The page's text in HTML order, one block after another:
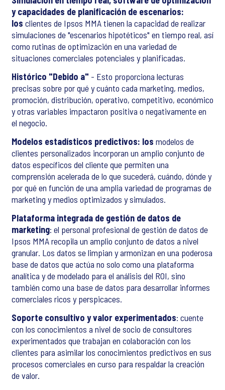
y capacidades de planificación de escenarios:
los clientes de Ipsos MMA tienen la capacidad de realizar
simulaciones de "escenarios hipotéticos" en tiempo real, así
como rutinas de optimización en una variedad de
situaciones comerciales potenciales y planificadas.
Histórico "Debido a" - Esto proporciona lecturas
precisas sobre por qué y cuánto cada marketing, medios,
promoción, distribución, operativo, competitivo, económico
y otras variables impactaron positiva o negativamente en
el negocio.
Modelos estadísticos predictivos: los modelos de
clientes personalizados incorporan un amplio conjunto de
datos específicos del cliente que permiten una
comprensión acelerada de lo que sucederá, cuándo, dónde y
por qué en función de una amplia variedad de programas de
marketing y medios optimizados y simulados.
Plataforma integrada de gestión de datos de
marketing: el personal profesional de gestión de datos de
Ipsos MMA recopila un amplio conjunto de datos a nivel
granular. Los datos se limpian y armonizan en una poderosa
base de datos que actúa no solo como una plataforma
analítica y de modelado para el análisis del ROI, sino
también como una base de datos para desarrollar informes
comerciales ricos y perspicaces.
Soporte consultivo y valor experimentados: cuente
con los conocimientos a nivel de socio de consultores
experimentados que trabajan en colaboración con los
clientes para asimilar los conocimientos predictivos en sus
procesos comerciales en curso para respaldar la creación
de valor.